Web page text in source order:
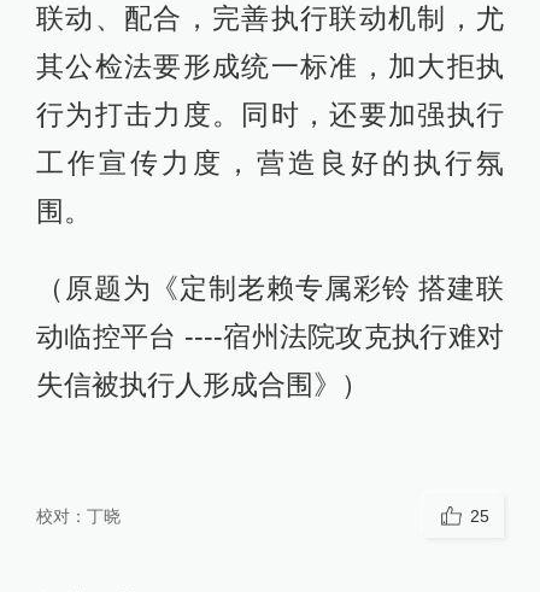
联动、配合，完善执行联动机制，尤
其公检法要形成统一标准，加大拒执
行为打击力度。同时，还要加强执行
工作宣传力度，营造良好的执行氛
围。
（原题为《定制老赖专属彩铃 搭建联
动临控平台 ----宿州法院攻克执行难对
失信被执行人形成合围》）
校对： 丁晓 25